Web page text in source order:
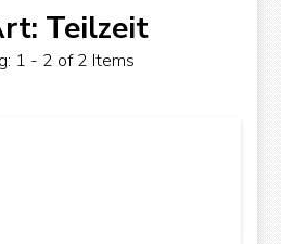
Teilzeit
1 - 2 of 2 Items